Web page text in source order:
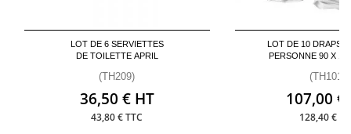
LOT DE 6 SERVIETTES
DE TOILETTE APRIL
(TH209)
36,50 € HT
43,80 € TTC
LOT DE 10 DRAPS
PERSONNE 90 X
(TH101)
107,00 €
128,40 €